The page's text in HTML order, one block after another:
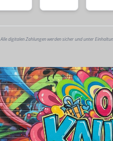
Alle digitalen Zahlungen werden sicher und unter